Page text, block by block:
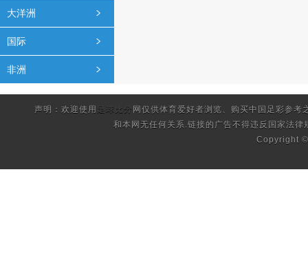
大洋洲
国际
非洲
声明：欢迎使用 足球比分 网仅供体育爱好者浏览、购买中国足彩参
和本网无任何关系.链接的广告不得违反国家法律
Copyright